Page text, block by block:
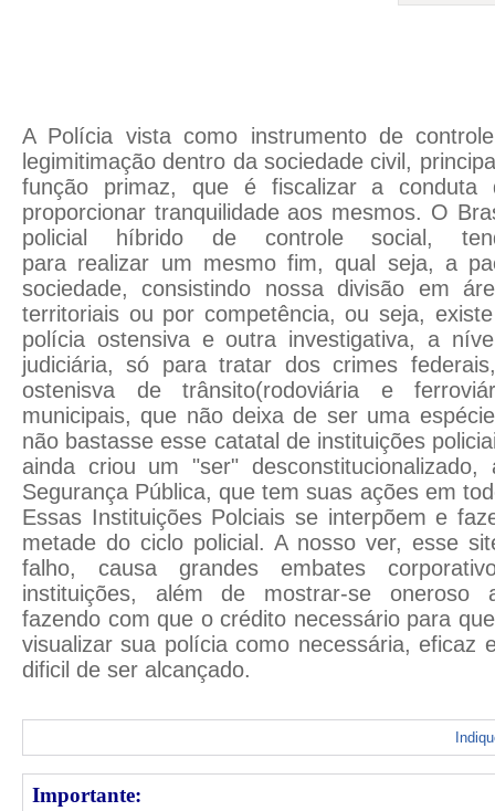
A Polícia vista como instrumento de
legimitimação dentro da sociedade civil,
função primaz, que é fiscalizar a conduta
proporcionar tranquilidade aos mesmos. O
policial híbrido de controle social,
para realizar um mesmo fim, qual seja, a
sociedade, consistindo nossa divisão em
territoriais ou por competência, ou seja,
polícia ostensiva e outra investigativa, a
judiciária, só para tratar dos crimes
ostenisva de trânsito(rodoviária e
municipais, que não deixa de ser uma
não bastasse esse catatal de instituições
ainda criou um "ser"
Segurança Pública, que tem suas ações em
Essas Instituições Polciais se interpõem e
metade do ciclo policial. A nosso ver, esse
falho, causa grandes embates
instituições, além de mostrar-se oneroso
fazendo com que o crédito necessário para
visualizar sua polícia como necessária, eficaz
dificil de ser alcançado.
Importante: